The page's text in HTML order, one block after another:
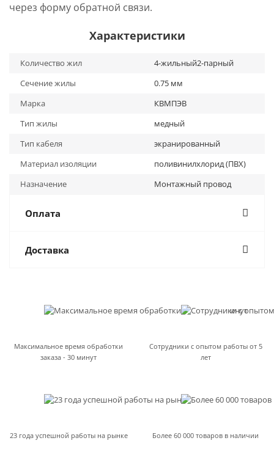
через форму обратной связи.
Характеристики
Количество жил
4-жильный2-парный
Сечение жилы
0.75 мм
Марка
КВМПЭВ
Тип жилы
медный
Тип кабеля
экранированный
Материал изоляции
поливинилхлорид (ПВХ)
Назначение
Монтажный провод
Оплата
Доставка
Максимальное время обработки
заказа - 30 минут
Сотрудники с опытом работы от 5
лет
23 года успешной работы на рынке Более 60 000 товаров в наличии